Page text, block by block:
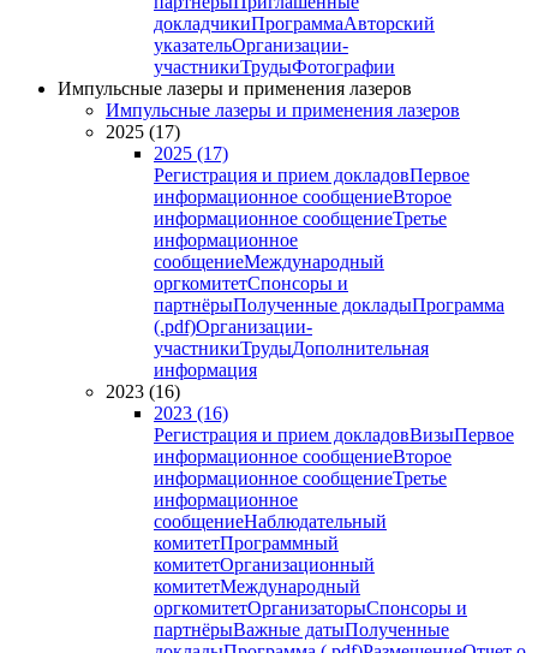
докладчикиПрограммаАвторский
указательОрганизации-
участникиТрудыФотографии
Импульсные лазеры и применения лазеров
Импульсные лазеры и применения лазеров
2025 (17)
2025 (17)
Регистрация и прием докладовПервое
информационное сообщениеВторое
информационное сообщениеТретье
информационное
сообщениеМеждународный
оргкомитетСпонсоры и
партнёрыПолученные докладыПрограмма
(.pdf)Организации-
участникиТрудыДополнительная
информация
2023 (16)
2023 (16)
Регистрация и прием докладовВизыПервое
информационное сообщениеВторое
информационное сообщениеТретье
информационное
сообщениеНаблюдательный
комитетПрограммный
комитетОрганизационный
комитетМеждународный
оргкомитетОрганизаторыСпонсоры и
партнёрыВажные датыПолученные